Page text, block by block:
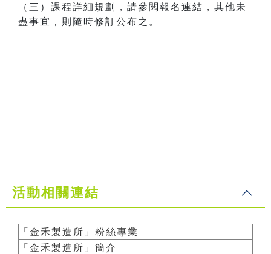
（三）課程詳細規劃，請參閱報名連結，其他未
盡事宜，則隨時修訂公布之。
活動相關連結
「金禾製造所」粉絲專業
「金禾製造所」簡介